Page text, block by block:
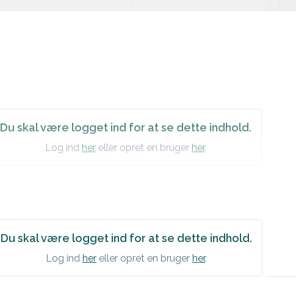
Du skal være logget ind for at se dette indhold.
Log ind her eller opret en bruger her.
Du skal være logget ind for at se dette indhold.
Log ind her eller opret en bruger her.